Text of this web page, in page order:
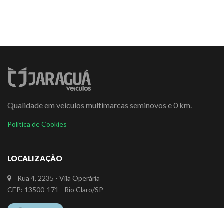
Qualidade em veiculos multimarcas seminovos e 0 km.
Política de Cookies
LOCALIZAÇÃO
Rua 4, 2235 - Vila Operária
CEP: 13500-171 - Rio Claro/SP